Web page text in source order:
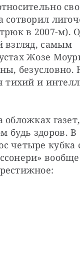
сотворил
в 2007-м).
взгляд, самым
Жозе
безусловно.
тихий и
будь здоров. В
четыре кубка